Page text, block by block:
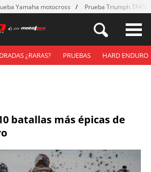
Yamaha motocross Prueba Triumph
¿RARAS? PRUEBAS HARD ENDURO
batallas más épicas de